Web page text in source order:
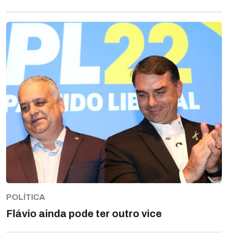
POLÍTICA
Flávio ainda pode ter outro vice